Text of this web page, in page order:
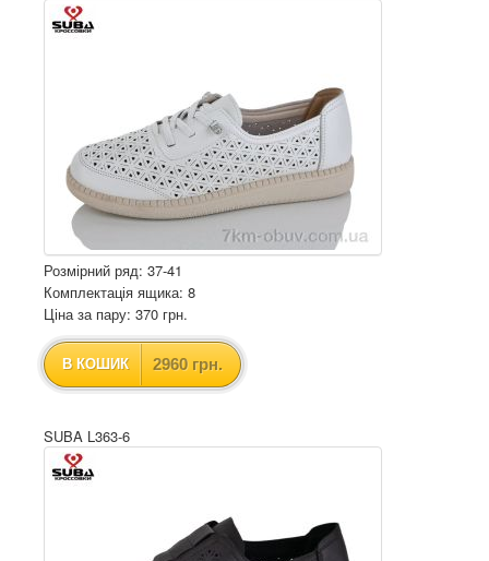
Розмірний ряд: 37-41
Комплектація ящика: 8
Ціна за пару: 370 грн.
В КОШИК 2960 грн.
SUBA L363-6